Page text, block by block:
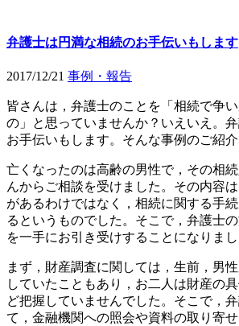
弁護士は円満な相続のお手伝いもします
2017/12/21 事例・報告
皆さんは，弁護士のことを「相続で争
の」と思っていませんか？いえいえ。
お手伝いもします。そんな事例のご紹介
亡くなったのは高齢の男性で，その相
んからご相談を受けました。その内容
があるわけではなく，相続に関する手
るというものでした。そこで，弁護士
を一手にお引き受けすることになりまし
まず，財産調査に関しては，生前，男
していたこともあり，お二人は財産の
ど把握していませんでした。そこで，
て，金融機関への照会や資料の取り寄